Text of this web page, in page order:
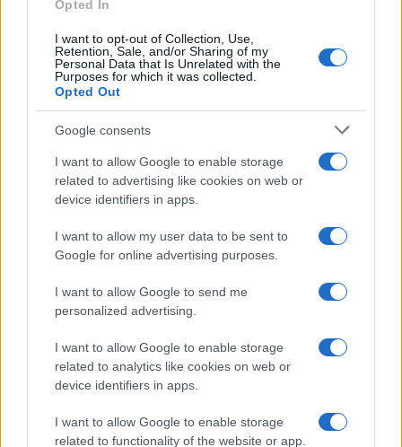
Opted In
I want to opt-out of Collection, Use,
Retention, Sale, and/or Sharing of my
Personal Data that Is Unrelated with the
Purposes for which it was collected.
Opted Out
Google consents
I want to allow Google to enable storage
related to advertising like cookies on web or
device identifiers in apps.
I want to allow my user data to be sent to
Google for online advertising purposes.
I want to allow Google to send me
personalized advertising.
I want to allow Google to enable storage
related to analytics like cookies on web or
device identifiers in apps.
I want to allow Google to enable storage
related to functionality of the website or app.
aiuta a non dimenticare. Una chiamata annuale a
un tecnico per controllare batteria scarico
condensa escambiatore
manutenzione e previene cattivi odori.
AUTORE
Massimiliano Cardinale di Catania iniziò
condividendo una ricetta di famiglia durante
una sagra di paese, attirando una comunità di
follower: quel gesto lo spinse in redazione
con tono informale. Propone contenuti social
e porta appunti con nomi di produttori locali e
mosse di cucina.